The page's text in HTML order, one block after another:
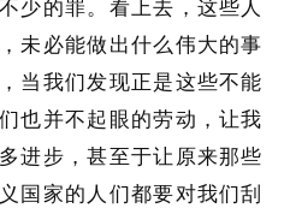
少的罪。看上去，这些人
未必能做出什么伟大的事
当我们发现正是这些不能
也并不起眼的劳动，让我
进步，甚至于让原来那些
国家的人们都要对我们刮